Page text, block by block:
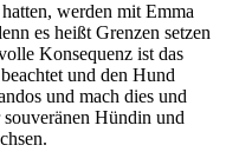
werden mit Emma
es heißt Grenzen setzen
Konsequenz ist das
und den Hund
und mach dies und
Hündin und